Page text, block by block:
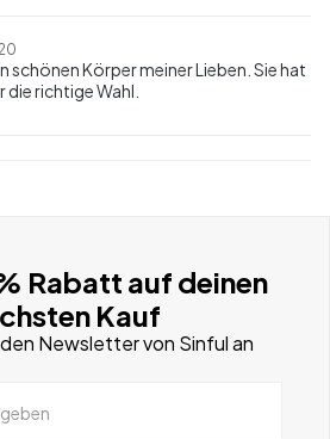
Körper meiner Lieben. Sie hat
richtige Wahl.
Rabatt auf deinen
Kauf
Newsletter von Sinful an